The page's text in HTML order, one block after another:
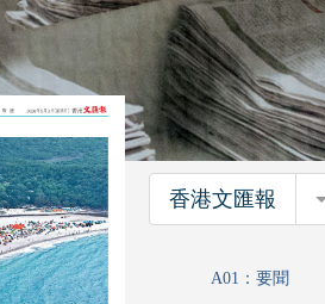
香港文匯報
A01：要聞